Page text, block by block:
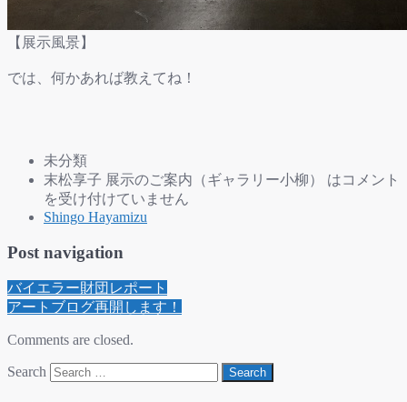
【展示風景】
では、何かあれば教えてね！
未分類
末松享子 展示のご案内（ギャラリー小柳） はコメント
を受け付けていません
Shingo Hayamizu
Post navigation
バイエラー財団レポート
アートブログ再開します！
Comments are closed.
Search